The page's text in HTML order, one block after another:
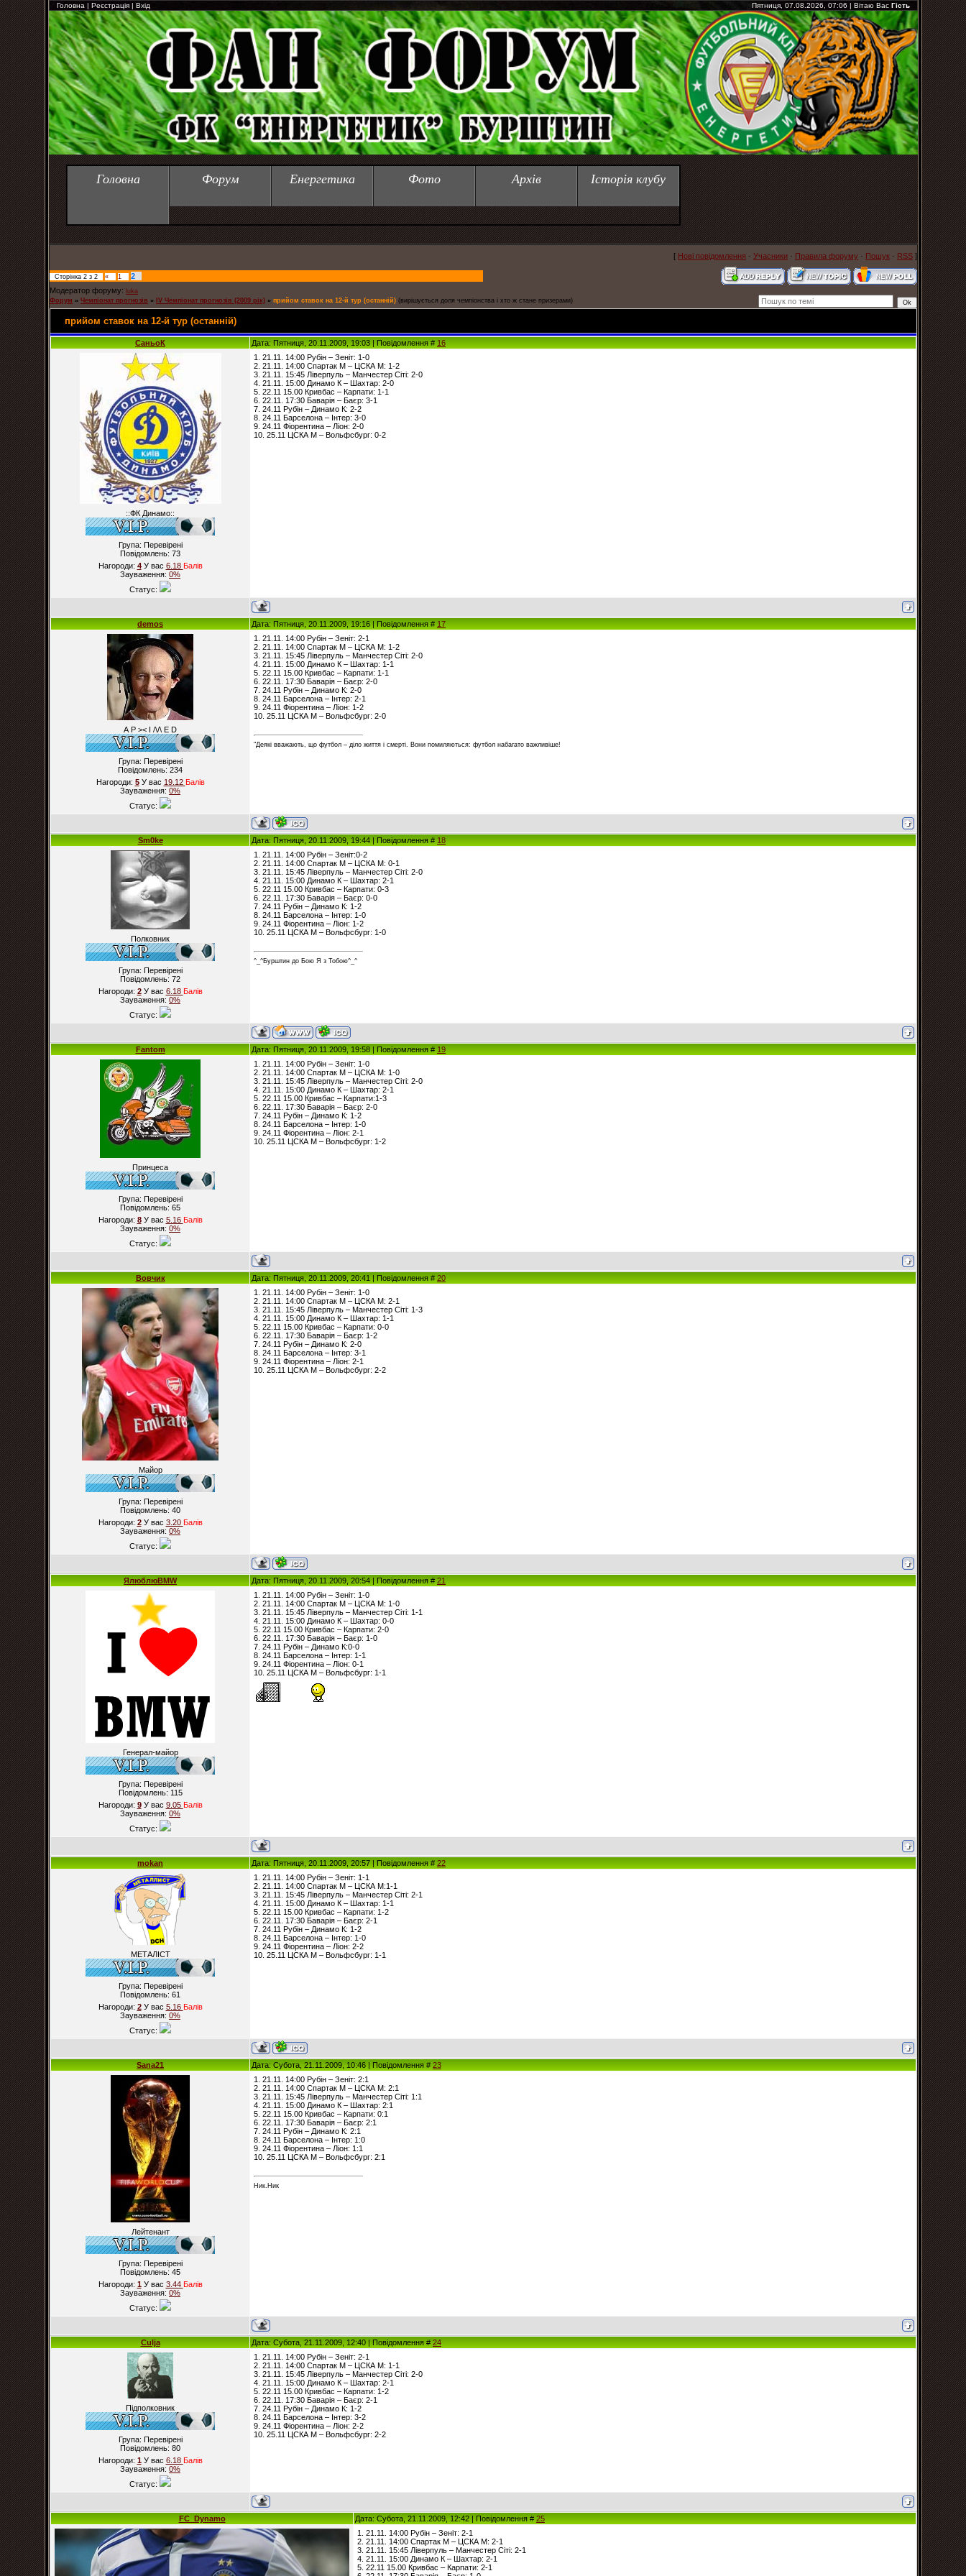
Головна | Реєстрація | Вхід Пятниця, 07.08.2026, 07:06 | Вітаю Вас Гість
Головна Форум Енергетика Фото Архів Історія клубу
[ Нові повідомлення · Учасники · Правила форуму · Пошук · RSS ]
Сторінка 2 з 2 « 1
2
Модератор форуму: luka
Форум » Чемпіонат прогнозів » IV Чемпіонат прогнозів (2009 рік) » прийом ставок на 12-й тур (останній) (вирішується доля чемпіонства і хто ж стане призерами)
прийом ставок на 12-й тур (останній)
СаньоК Дата: Пятниця, 20.11.2009, 19:03 | Повідомлення # 16
::ФК Динамо::
Група: Перевірені
Повідомлень: 73
Нагороди: 4У вас 6.18 Балiв
Зауваження: 0%
Статус:
1. 21.11. 14:00 Рубін – Зеніт: 1-0
2. 21.11. 14:00 Спартак М – ЦСКА М: 1-2
3. 21.11. 15:45 Ліверпуль – Манчестер Сіті: 2-0
4. 21.11. 15:00 Динамо К – Шахтар: 2-0
5. 22.11 15.00 Кривбас – Карпати: 1-1
6. 22.11. 17:30 Баварія – Баєр: 3-1
7. 24.11 Рубін – Динамо К: 2-2
8. 24.11 Барселона – Інтер: 3-0
9. 24.11 Фіорентина – Ліон: 2-0
10. 25.11 ЦСКА М – Вольфсбург: 0-2
demos Дата: Пятниця, 20.11.2009, 19:16 | Повідомлення # 17
А Р >< I /\/\ E D
Група: Перевірені
Повідомлень: 234
Нагороди: 5У вас 19.12 Балiв
Зауваження: 0%
Статус:
1. 21.11. 14:00 Рубін – Зеніт: 2-1
2. 21.11. 14:00 Спартак М – ЦСКА М: 1-2
3. 21.11. 15:45 Ліверпуль – Манчестер Сіті: 2-0
4. 21.11. 15:00 Динамо К – Шахтар: 1-1
5. 22.11 15.00 Кривбас – Карпати: 1-1
6. 22.11. 17:30 Баварія – Баєр: 2-0
7. 24.11 Рубін – Динамо К: 2-0
8. 24.11 Барселона – Інтер: 2-1
9. 24.11 Фіорентина – Ліон: 1-2
10. 25.11 ЦСКА М – Вольфсбург: 2-0
"Деякі вважають, що футбол – діло життя і смерті. Вони помиляються: футбол набагато важливіше!
Sm0ke Дата: Пятниця, 20.11.2009, 19:44 | Повідомлення # 18
Полковник
Група: Перевірені
Повідомлень: 72
Нагороди: 2У вас 6.18 Балiв
Зауваження: 0%
Статус:
1. 21.11. 14:00 Рубін – Зеніт:0-2
2. 21.11. 14:00 Спартак М – ЦСКА М: 0-1
3. 21.11. 15:45 Ліверпуль – Манчестер Сіті: 2-0
4. 21.11. 15:00 Динамо К – Шахтар: 2-1
5. 22.11 15.00 Кривбас – Карпати: 0-3
6. 22.11. 17:30 Баварія – Баєр: 0-0
7. 24.11 Рубін – Динамо К: 1-2
8. 24.11 Барселона – Інтер: 1-0
9. 24.11 Фіорентина – Ліон: 1-2
10. 25.11 ЦСКА М – Вольфсбург: 1-0
^_^Бурштин до Бою Я з Тобою^_^
Fantom Дата: Пятниця, 20.11.2009, 19:58 | Повідомлення # 19
Принцеса
Група: Перевірені
Повідомлень: 65
Нагороди: 8У вас 5.16 Балiв
Зауваження: 0%
Статус:
1. 21.11. 14:00 Рубін – Зеніт: 1-0
2. 21.11. 14:00 Спартак М – ЦСКА М: 1-0
3. 21.11. 15:45 Ліверпуль – Манчестер Сіті: 2-0
4. 21.11. 15:00 Динамо К – Шахтар: 2-1
5. 22.11 15.00 Кривбас – Карпати:1-3
6. 22.11. 17:30 Баварія – Баєр: 2-0
7. 24.11 Рубін – Динамо К: 1-2
8. 24.11 Барселона – Інтер: 1-0
9. 24.11 Фіорентина – Ліон: 2-1
10. 25.11 ЦСКА М – Вольфсбург: 1-2
Вовчик Дата: Пятниця, 20.11.2009, 20:41 | Повідомлення #20
Майор
Група: Перевірені
Повідомлень: 40
Нагороди: 2У вас 3.20 Балiв
Зауваження: 0%
Статус:
1. 21.11. 14:00 Рубін – Зеніт: 1-0
2. 21.11. 14:00 Спартак М – ЦСКА М: 2-1
3. 21.11. 15:45 Ліверпуль – Манчестер Сіті: 1-3
4. 21.11. 15:00 Динамо К – Шахтар: 1-1
5. 22.11 15.00 Кривбас – Карпати: 0-0
6. 22.11. 17:30 Баварія – Баєр: 1-2
7. 24.11 Рубін – Динамо К: 2-0
8. 24.11 Барселона – Інтер: 3-1
9. 24.11 Фіорентина – Ліон: 2-1
10. 25.11 ЦСКА М – Вольфсбург: 2-2
ЯлюблюBMW Дата: Пятниця, 20.11.2009, 20:54 | Повідомлення #21
Генерал-майор
Група: Перевірені
Повідомлень: 115
Нагороди: 9У вас 9.05 Балiв
Зауваження: 0%
Статус:
1. 21.11. 14:00 Рубін – Зеніт: 1-0
2. 21.11. 14:00 Спартак М – ЦСКА М: 1-0
3. 21.11. 15:45 Ліверпуль – Манчестер Сіті: 1-1
4. 21.11. 15:00 Динамо К – Шахтар: 0-0
5. 22.11 15.00 Кривбас – Карпати: 2-0
6. 22.11. 17:30 Баварія – Баєр: 1-0
7. 24.11 Рубін – Динамо К:0-0
8. 24.11 Барселона – Інтер: 1-1
9. 24.11 Фіорентина – Ліон: 0-1
10. 25.11 ЦСКА М – Вольфсбург: 1-1
mokan Дата: Пятниця, 20.11.2009, 20:57 | Повідомлення #22
МЕТАЛІСТ
Група: Перевірені
Повідомлень: 61
Нагороди: 2У вас 5.16 Балiв
Зауваження: 0%
Статус:
1. 21.11. 14:00 Рубін – Зеніт: 1-1
2. 21.11. 14:00 Спартак М – ЦСКА М:1-1
3. 21.11. 15:45 Ліверпуль – Манчестер Сіті: 2-1
4. 21.11. 15:00 Динамо К – Шахтар: 1-1
5. 22.11 15.00 Кривбас – Карпати: 1-2
6. 22.11. 17:30 Баварія – Баєр: 2-1
7. 24.11 Рубін – Динамо К: 1-2
8. 24.11 Барселона – Інтер: 1-0
9. 24.11 Фіорентина – Ліон: 2-2
10. 25.11 ЦСКА М – Вольфсбург: 1-1
Sana21 Дата: Субота, 21.11.2009, 10:46 | Повідомлення #23
Лейтенант
Група: Перевірені
Повідомлень: 45
Нагороди: 1У вас 3.44 Балiв
Зауваження: 0%
Статус:
1. 21.11. 14:00 Рубін – Зеніт: 2:1
2. 21.11. 14:00 Спартак М – ЦСКА М: 2:1
3. 21.11. 15:45 Ліверпуль – Манчестер Сіті: 1:1
4. 21.11. 15:00 Динамо К – Шахтар: 2:1
5. 22.11 15.00 Кривбас – Карпати: 0:1
6. 22.11. 17:30 Баварія – Баєр: 2:1
7. 24.11 Рубін – Динамо К: 2:1
8. 24.11 Барселона – Інтер: 1:0
9. 24.11 Фіорентина – Ліон: 1:1
10. 25.11 ЦСКА М – Вольфсбург: 2:1
Ник.Ник
Culja Дата: Субота, 21.11.2009, 12:40 | Повідомлення #24
Підполковник
Група: Перевірені
Повідомлень: 80
Нагороди: 1У вас 6.18 Балiв
Зауваження: 0%
Статус:
1. 21.11. 14:00 Рубін – Зеніт: 2-1
2. 21.11. 14:00 Спартак М – ЦСКА М: 1-1
3. 21.11. 15:45 Ліверпуль – Манчестер Сіті: 2-0
4. 21.11. 15:00 Динамо К – Шахтар: 2-1
5. 22.11 15.00 Кривбас – Карпати: 1-2
6. 22.11. 17:30 Баварія – Баєр: 2-1
7. 24.11 Рубін – Динамо К: 1-2
8. 24.11 Барселона – Інтер: 3-2
9. 24.11 Фіорентина – Ліон: 2-2
10. 25.11 ЦСКА М – Вольфсбург: 2-2
FC_Dynamo Дата: Субота, 21.11.2009, 12:42 | Повідомлення #25
1. 21.11. 14:00 Рубін – Зеніт: 2-1
2. 21.11. 14:00 Спартак М – ЦСКА М: 2-1
3. 21.11. 15:45 Ліверпуль – Манчестер Сіті: 2-1
4. 21.11. 15:00 Динамо К – Шахтар: 2-1
5. 22.11 15.00 Кривбас – Карпати: 2-1